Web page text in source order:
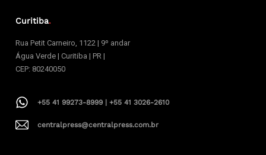
Curitiba.
Rua Petit Carneiro, 1122 | 9º andar
Água Verde | Curitiba | PR |
CEP: 80240050
+55 41 99273-8999 | +55 41 3026-2610
centralpress@centralpress.com.br